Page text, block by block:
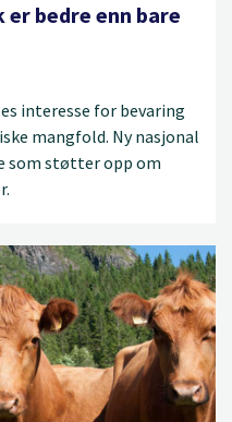
bedre enn bare
interesse for bevaring
mangfold. Ny nasjonal
som støtter opp om